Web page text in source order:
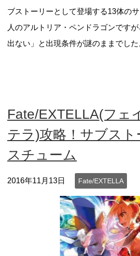
ブストーリーとして登場する13体の
人のアルトリア・ペンドラゴンです
出ない」と出現条件が謎のままでし
Fate/EXTELLA(フェ
テラ)攻略！サブスト
スチューム
2016年11月13日 Fate/EXTELLA